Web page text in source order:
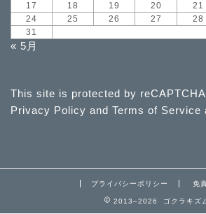
17
18 19 20 21
24
25 26 27 28
31
« 5月
This site is protected by
Privacy Policy and Terms of Service
プライバシーポリシー 免
2013–2026 ゴクラキズ